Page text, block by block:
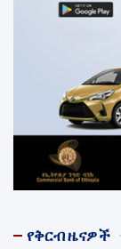
የቅርብ ዜናዎች